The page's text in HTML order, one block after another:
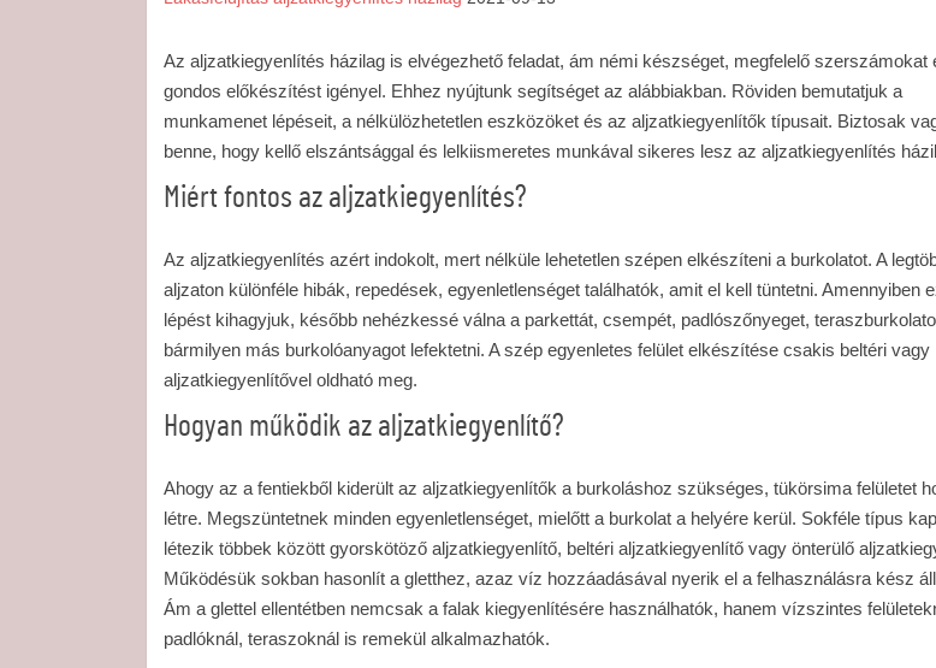
Az aljzatkiegyenlítés házilag is elvégezhető feladat, ám némi készséget, megfelelő szerszámokat
gondos előkészítést igényel. Ehhez nyújtunk segítséget az alábbiakban. Röviden bemutatjuk a
munkamenet lépéseit, a nélkülözhetetlen eszközöket és az aljzatkiegyenlítők típusait. Biztosak
benne, hogy kellő elszántsággal és lelkiismeretes munkával sikeres lesz az aljzatkiegyenlítés
Miért fontos az aljzatkiegyenlítés?
Az aljzatkiegyenlítés azért indokolt, mert nélküle lehetetlen szépen elkészíteni a burkolatot. A
aljzaton különféle hibák, repedések, egyenletlenséget találhatók, amit el kell tüntetni. Amennyiben
lépést kihagyjuk, később nehézkessé válna a parkettát, csempét, padlószőnyeget,
bármilyen más burkolóanyagot lefektetni. A szép egyenletes felület elkészítése csakis beltéri vagy
aljzatkiegyenlítővel oldható meg.
Hogyan működik az aljzatkiegyenlítő?
Ahogy az a fentiekből kiderült az aljzatkiegyenlítők a burkoláshoz szükséges, tükörsima felületet
létre. Megszüntetnek minden egyenletlenséget, mielőtt a burkolat a helyére kerül. Sokféle típus
létezik többek között gyorskötöző aljzatkiegyenlítő, beltéri aljzatkiegyenlítő vagy önterülő
Működésük sokban hasonlít a gletthez, azaz víz hozzáadásával nyerik el a felhasználásra kész
Ám a glettel ellentétben nemcsak a falak kiegyenlítésére használhatók, hanem vízszintes
padlóknál, teraszoknál is remekül alkalmazhatók.